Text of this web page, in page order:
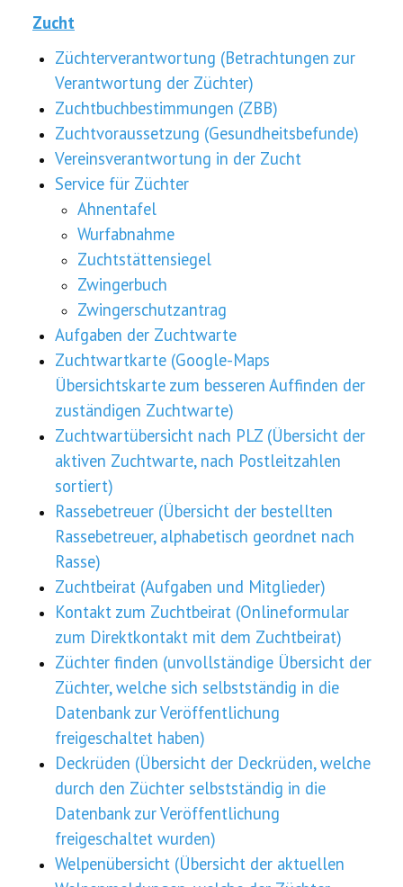
Zucht
Züchterverantwortung (Betrachtungen zur
Verantwortung der Züchter)
Zuchtbuchbestimmungen (ZBB)
Zuchtvoraussetzung (Gesundheitsbefunde)
Vereinsverantwortung in der Zucht
Service für Züchter
Ahnentafel
Wurfabnahme
Zuchtstättensiegel
Zwingerbuch
Zwingerschutzantrag
Aufgaben der Zuchtwarte
Zuchtwartkarte (Google-Maps
Übersichtskarte zum besseren Auffinden der
zuständigen Zuchtwarte)
Zuchtwartübersicht nach PLZ (Übersicht der
aktiven Zuchtwarte, nach Postleitzahlen
sortiert)
Rassebetreuer (Übersicht der bestellten
Rassebetreuer, alphabetisch geordnet nach
Rasse)
Zuchtbeirat (Aufgaben und Mitglieder)
Kontakt zum Zuchtbeirat (Onlineformular
zum Direktkontakt mit dem Zuchtbeirat)
Züchter finden (unvollständige Übersicht der
Züchter, welche sich selbstständig in die
Datenbank zur Veröffentlichung
freigeschaltet haben)
Deckrüden (Übersicht der Deckrüden, welche
durch den Züchter selbstständig in die
Datenbank zur Veröffentlichung
freigeschaltet wurden)
Welpenübersicht (Übersicht der aktuellen